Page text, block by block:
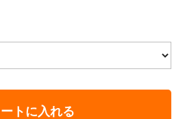
トに入れる